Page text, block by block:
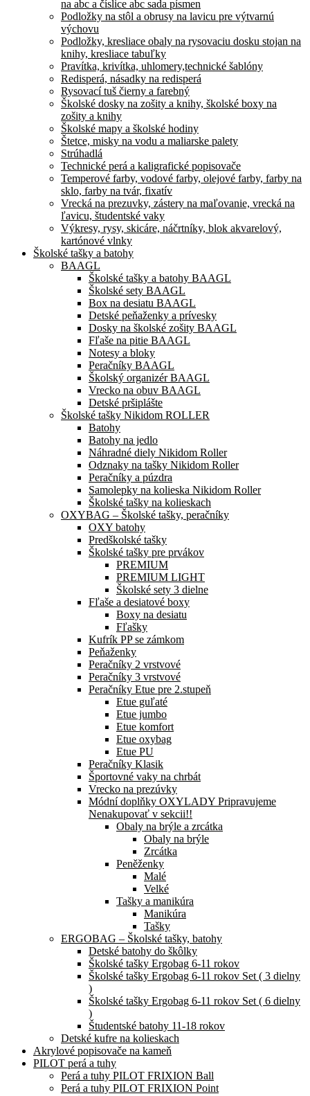
na abc a číslice abc sada písmen
Podložky na stôl a obrusy na lavicu pre výtvarnú
výchovu
Podložky, kresliace obaly na rysovaciu dosku stojan na
knihy, kresliace tabuľky
Pravítka, krivítka, uhlomery,technické šablóny
Redisperá, násadky na redisperá
Rysovací tuš čierny a farebný
Školské dosky na zošity a knihy, školské boxy na
zošity a knihy
Školské mapy a školské hodiny
Štetce, misky na vodu a maliarske palety
Strúhadlá
Technické perá a kaligrafické popisovače
Temperové farby, vodové farby, olejové farby, farby na
sklo, farby na tvár, fixatív
Vrecká na prezuvky, zástery na maľovanie, vrecká na
ľavicu, študentské vaky
Výkresy, rysy, skicáre, náčrtníky, blok akvarelový,
kartónové vlnky
Školské tašky a batohy
BAAGL
Školské tašky a batohy BAAGL
Školské sety BAAGL
Box na desiatu BAAGL
Detské peňaženky a prívesky
Dosky na školské zošity BAAGL
Fľaše na pitie BAAGL
Notesy a bloky
Peračníky BAAGL
Školský organizér BAAGL
Vrecko na obuv BAAGL
Detské pršiplášte
Školské tašky Nikidom ROLLER
Batohy
Batohy na jedlo
Náhradné diely Nikidom Roller
Odznaky na tašky Nikidom Roller
Peračníky a púzdra
Samolepky na kolieska Nikidom Roller
Školské tašky na kolieskach
OXYBAG – Školské tašky, peračníky
OXY batohy
Predškolské tašky
Školské tašky pre prvákov
PREMIUM
PREMIUM LIGHT
Školské sety 3 dielne
Fľaše a desiatové boxy
Boxy na desiatu
Fľašky
Kufrík PP se zámkom
Peňaženky
Peračníky 2 vrstvové
Peračníky 3 vrstvové
Peračníky Etue pre 2.stupeň
Etue guľaté
Etue jumbo
Etue komfort
Etue oxybag
Etue PU
Peračníky Klasik
Športovné vaky na chrbát
Vrecko na prezúvky
Módní doplňky OXYLADY Pripravujeme
Nenakupovať v sekcii!!
Obaly na brýle a zrcátka
Obaly na brýle
Zrcátka
Peněženky
Malé
Velké
Tašky a manikúra
Manikúra
Tašky
ERGOBAG – Školské tašky, batohy
Detské batohy do škôlky
Školské tašky Ergobag 6-11 rokov
Školské tašky Ergobag 6-11 rokov Set ( 3 dielny
)
Školské tašky Ergobag 6-11 rokov Set ( 6 dielny
)
Študentské batohy 11-18 rokov
Detské kufre na kolieskach
Akrylové popisovače na kameň
PILOT perá a tuhy
Perá a tuhy PILOT FRIXION Ball
Perá a tuhy PILOT FRIXION Point